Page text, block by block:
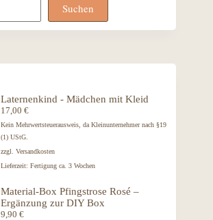
Suchen
Laternenkind - Mädchen mit Kleid
17,00€
Kein Mehrwertsteuerausweis, da Kleinunternehmer nach §19
(1) UStG.
zzgl.Versandkosten
Lieferzeit:Fertigung ca. 3 Wochen
Material-Box Pfingstrose Rosé –
Ergänzung zur DIY Box
9,90€